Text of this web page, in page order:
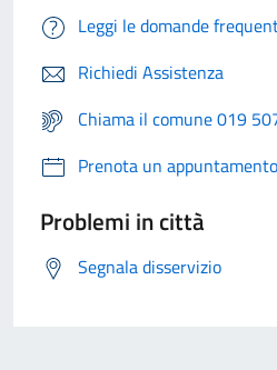
Leggi le domande
Richiedi Assistenza
Chiama il comune 019
Prenota un appuntamento
Problemi in città
Segnala disservizio